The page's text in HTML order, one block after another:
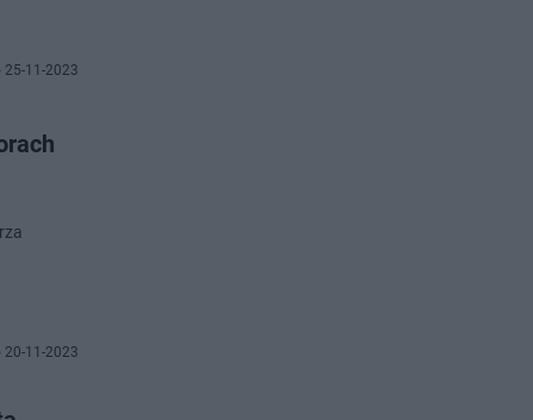
25-11-2023
20-11-2023